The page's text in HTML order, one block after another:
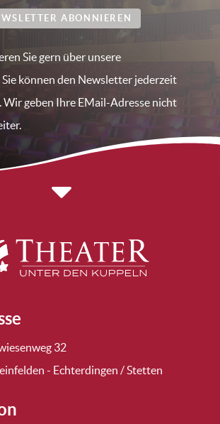
ABONNIEREN
Sie gern über unsere
können den Newsletter jederzeit
Wir geben Ihre EMail-Adresse nicht
32
- Echterdingen / Stetten